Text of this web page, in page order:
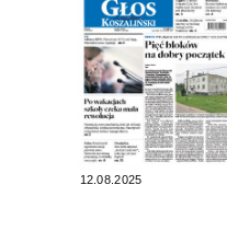
12.08.2025